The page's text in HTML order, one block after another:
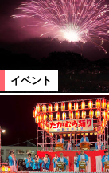
イベント